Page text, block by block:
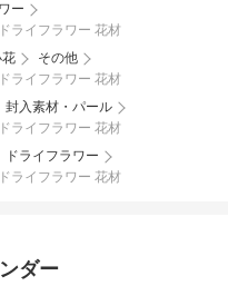
ー
ライフラワー 花材
その他
ライフラワー 花材
封入素材・パール
ライフラワー 花材
ドライフラワー
ライフラワー 花材
ダー